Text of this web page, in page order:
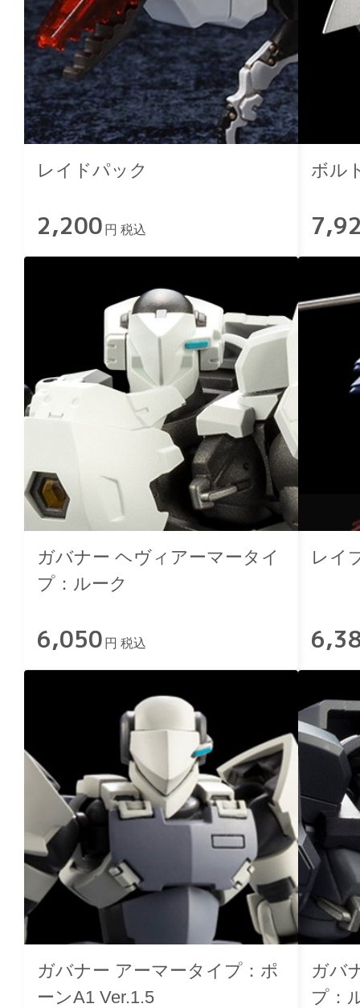
レイドパック
2,200 円 税込
ボル
ガバナー ヘヴィアーマータイ
プ：ルーク
6,050 円 税込
レイ
ガバナー アーマータイプ：ポ
ーンA1 Ver.1.5
ガバ
プ：